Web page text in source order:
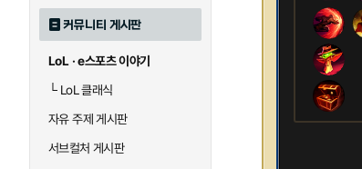
커뮤니티 게시판
LoL · e스포츠 이야기
└LoL 클래식
자유 주제 게시판
서브컬처 게시판